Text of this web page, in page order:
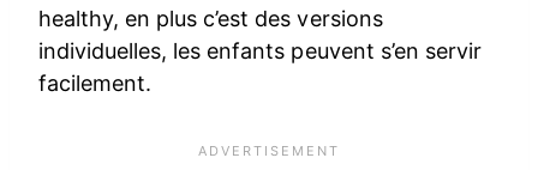
healthy, en plus c’est des versions
individuelles, les enfants peuvent s’en servir
facilement.